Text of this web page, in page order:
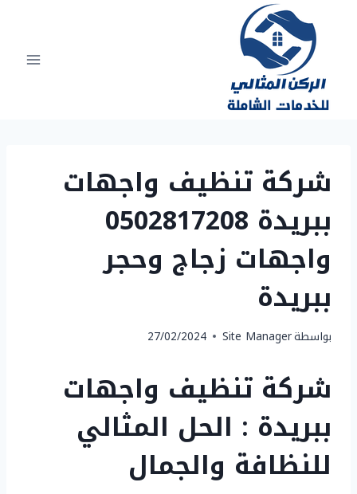
المحتوى
شركة تنظيف واجهات
ببريدة 0502817208
واجهات زجاج وحجر
ببريدة
بواسطةSite Manager
27/02/2024
شركة تنظيف واجهات
ببريدة : الحل المثالي
للنظافة والجمال